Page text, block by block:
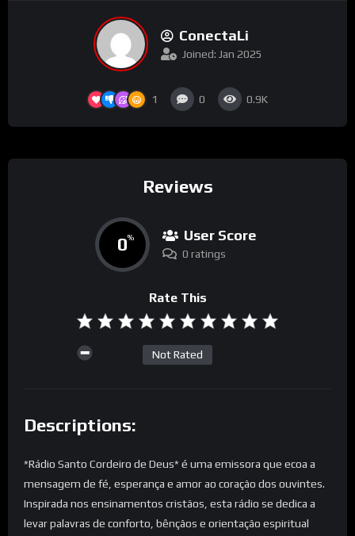
ConectaLi
Joined: Jan 2025
1 0 0.9K
Reviews
0% User Score
0 ratings
Rate This
Not Rated
Descriptions:
*Rádio Santo Cordeiro de Deus* é uma emissora que ecoa a
mensagem de fé, esperança e amor ao coração dos ouvintes.
Inspirada nos ensinamentos cristãos, esta rádio se dedica a
levar palavras de conforto, bênçãos e orientação espiritual